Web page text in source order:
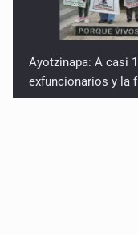
Ayotzinapa: A casi
exfuncionarios y la